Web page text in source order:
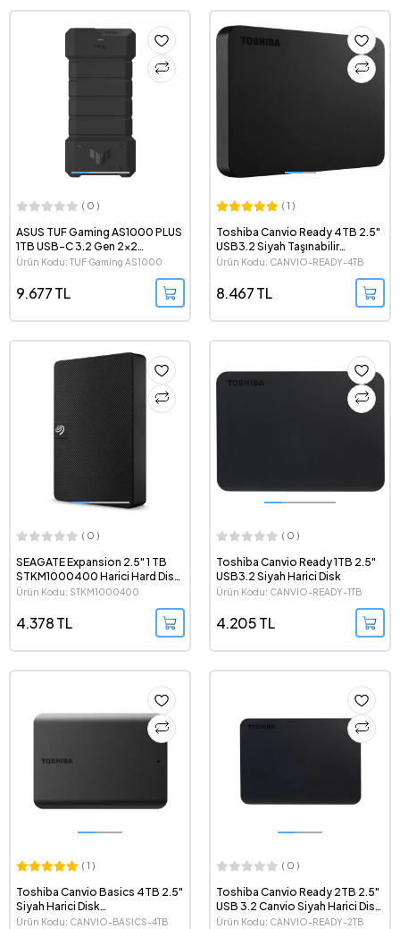
( 0 )
ASUS TUF Gaming AS1000 PLUS
1TB USB-C 3.2 Gen 2x2
Taşınabilir SSD
Ürün Kodu: TUF Gaming AS1000
9.677 TL
( 1 )
Toshiba Canvio Ready 4TB 2.5"
USB3.2 Siyah Taşınabilir
Harddisk HDTP340EK3CA
Ürün Kodu: CANVIO-READY-4TB
8.467 TL
( 0 )
SEAGATE Expansion 2.5" 1 TB
STKM1000400 Harici Hard Disk
Siyah
Ürün Kodu: STKM1000400
4.378 TL
( 0 )
Toshiba Canvio Ready 1TB 2.5"
USB3.2 Siyah Harici Disk
Ürün Kodu: CANVIO-READY-1TB
4.205 TL
( 1 )
Toshiba Canvio Basics 4TB 2.5"
Siyah Harici Disk
HDTB440EK3CA
Ürün Kodu: CANVIO-BASICS-4TB
( 0 )
Toshiba Canvio Ready 2TB 2.5"
USB 3.2 Canvio Siyah Harici Disk
HDTP320EK3AA
Ürün Kodu: CANVIO-READY-2TB